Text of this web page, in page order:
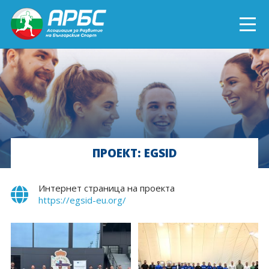
ENGLISH
СПОРТ БЛИЗО ДО ТЕБ
ТЕКУЩИ ПРОЕКТИ
ОНЛАЙН ОБУЧЕНИЯ
БЪДИ ДОБРОВОЛЕЦ!
ПРОЕКТ: EGSID
Интернет страница на проекта
https://egsid-eu.org/